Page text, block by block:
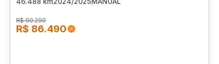
R$ 90.290
R$ 86.490